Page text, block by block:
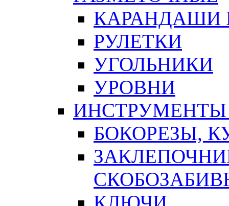
КАРАНДАШИ
РУЛЕТКИ
УГОЛЬНИКИ
УРОВНИ
БОКОРЕЗЫ,